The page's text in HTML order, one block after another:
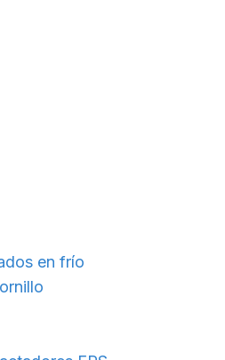
​​en frío